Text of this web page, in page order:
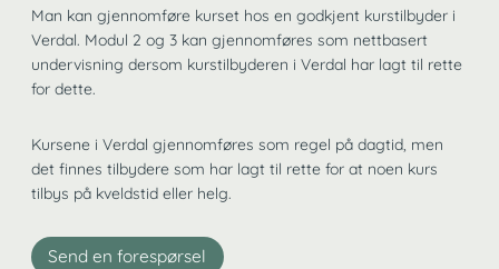
Man kan gjennomføre kurset hos en godkjent kurstilbyder i
Verdal. Modul 2 og 3 kan gjennomføres som nettbasert
undervisning dersom kurstilbyderen i Verdal har lagt til rette
for dette.
Kursene i Verdal gjennomføres som regel på dagtid, men
det finnes tilbydere som har lagt til rette for at noen kurs
tilbys på kveldstid eller helg.
Send en forespørsel